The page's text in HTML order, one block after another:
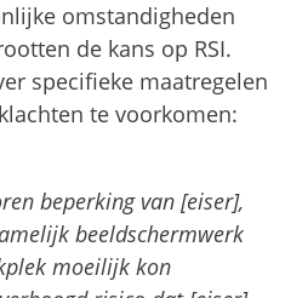
omstandigheden
de kans op RSI.
specifieke maatregelen
te voorkomen:
beperking van [eiser],
beeldschermwerk
moeilijk kon